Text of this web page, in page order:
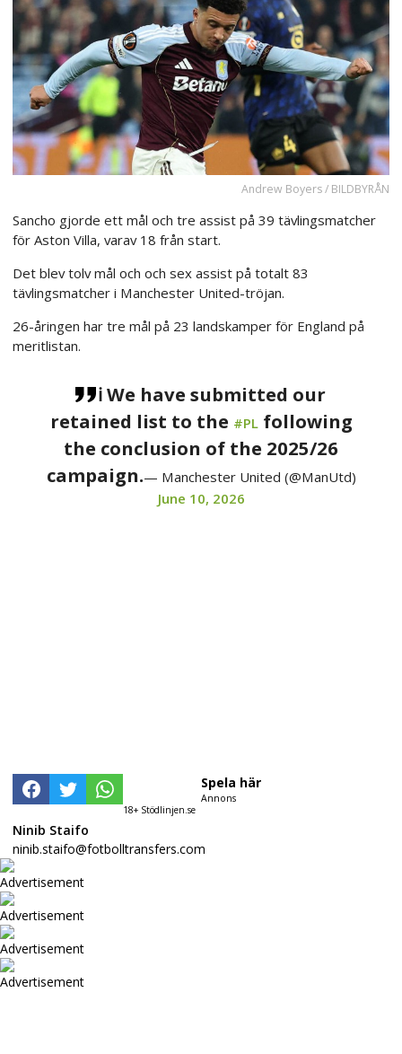
Andrew Boyers / BILDBYRÅN
Sancho gjorde ett mål och tre assist på 39 tävlingsmatcher
för Aston Villa, varav 18 från start.
Det blev tolv mål och och sex assist på totalt 83
tävlingsmatcher i Manchester United-tröjan.
26-åringen har tre mål på 23 landskamper för England på
meritlistan.
ℹ️ We have submitted our
retained list to the #PLfollowing
the conclusion of the 2025/26
campaign.— Manchester United (@ManUtd)
June 10, 2026
18+ Stödlinjen.se
Spela här
Annons
Ninib Staifo
ninib.staifo@fotbolltransfers.com